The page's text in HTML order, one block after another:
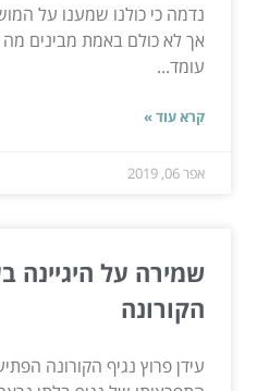
נדמה כי כולנו שמענו על
אך לא כולם באמת מבינים
עומד...
קרא עוד »
אפר 06, 2019
שמירה על היגיינה
הקורונה
עידן פרוץ נגיף הקורונה